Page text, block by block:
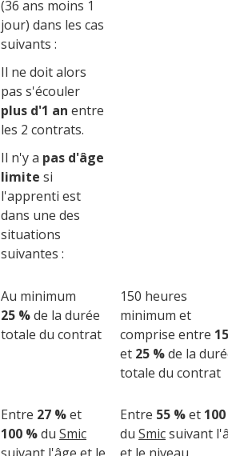
(36 ans moins 1
jour) dans les cas
suivants :
Il ne doit alors
pas s'écouler
plus d'1 an entre
les 2 contrats.
Il n'y a pas d'âge
limite si
l'apprenti est
dans une des
situations
suivantes :
Au minimum
25 %de la durée
totale du contrat
150 heures
minimum et
comprise entre
et 25 %de la
totale du contrat
Entre 27 %et
100 %du Smic
Entre 55 %et
du Smicsuivant